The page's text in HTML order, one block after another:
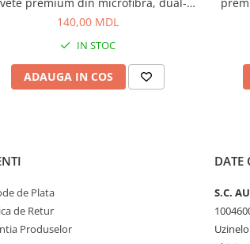
pile, pentru detailing profesionist
140,00 MDL
IN STOC
ADAUGA IN COS
de Plata
de Retur
Produselor
DATE
S.C.